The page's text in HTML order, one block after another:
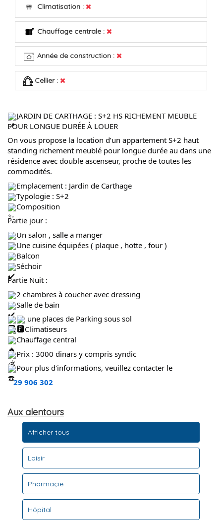
Climatisation :
Chauffage centrale :
Année de construction :
Cellier :
JARDIN DE CARTHAGE : S+2 HS RICHEMENT MEUBLE
POUR LONGUE DURÉE À LOUER
On vous propose la location d’un appartement S+2 haut
standing richement meublé pour longue durée au dans une
résidence avec double ascenseur, proche de toutes les
commodités.
Emplacement : Jardin de Carthage
Typologie : S+2
Composition
Partie jour :
Un salon , salle a manger
Une cuisine équipées ( plaque , hotte , four )
Balcon
Séchoir
Partie Nuit :
2 chambres à coucher avec dressing
Salle de bain
une places de Parking sous sol
3 Climatiseurs
Chauffage central
Prix : 3000 dinars y compris syndic
Pour plus d'informations, veuillez contacter le
29 906 302
Aux alentours
Afficher tous
Loisir
Pharmaçie
Hôpital